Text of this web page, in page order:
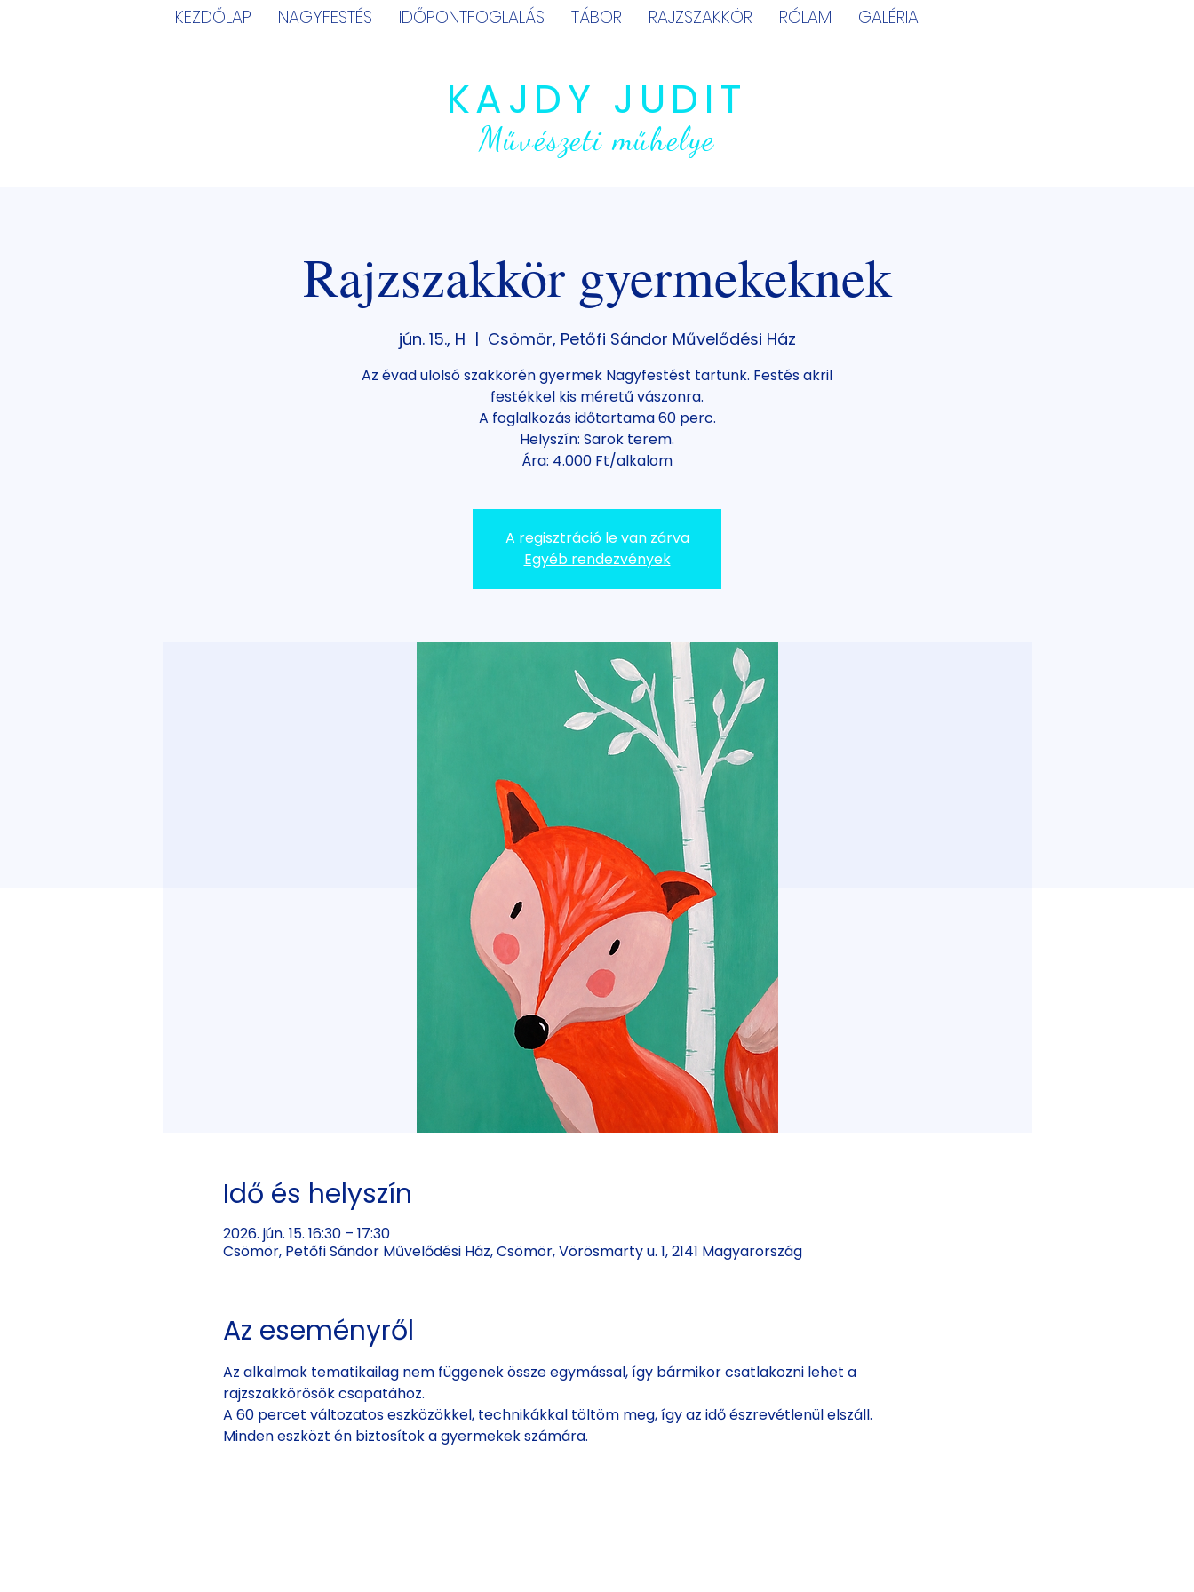
KEZDŐLAP NAGYFESTÉS IDŐPONTFOGLALÁS TÁBOR RAJZSZAKKÖR RÓLAM GALÉRIA
KAJDY JUDIT
Művészeti műhelye
Rajzszakkör gyermekeknek
jún. 15., H
  |
Csömör, Petőfi Sándor Művelődési Ház
Az évad ulolsó szakkörén gyermek Nagyfestést tartunk. Festés akril
festékkel kis méretű vászonra.
A foglalkozás időtartama 60 perc.
Helyszín: Sarok terem.
Ára: 4.000 Ft/alkalom
A regisztráció le van zárva
Egyéb rendezvények
Idő és helyszín
2026. jún. 15. 16:30 – 17:30
Csömör, Petőfi Sándor Művelődési Ház, Csömör, Vörösmarty u. 1, 2141 Magyarország
Az eseményről
Az alkalmak tematikailag nem függenek össze egymással, így bármikor csatlakozni lehet a
rajzszakkörösök csapatához.
A 60 percet változatos eszközökkel, technikákkal töltöm meg, így az idő észrevétlenül elszáll.
Minden eszközt én biztosítok a gyermekek számára.